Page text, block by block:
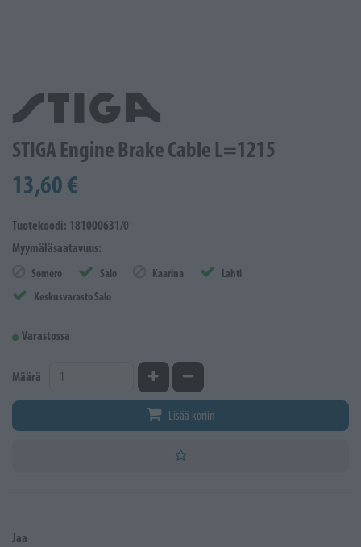
STIGA Engine Brake Cable L=1215
13,60 €
Tuotekoodi: 181000631/0
Myymäläsaatavuus:
Somero Salo Kaarina
Lahti
Keskusvarasto Salo
Varastossa
Määrä Kasvata määrääVähennä määrää
Lisää koriin
Jaa